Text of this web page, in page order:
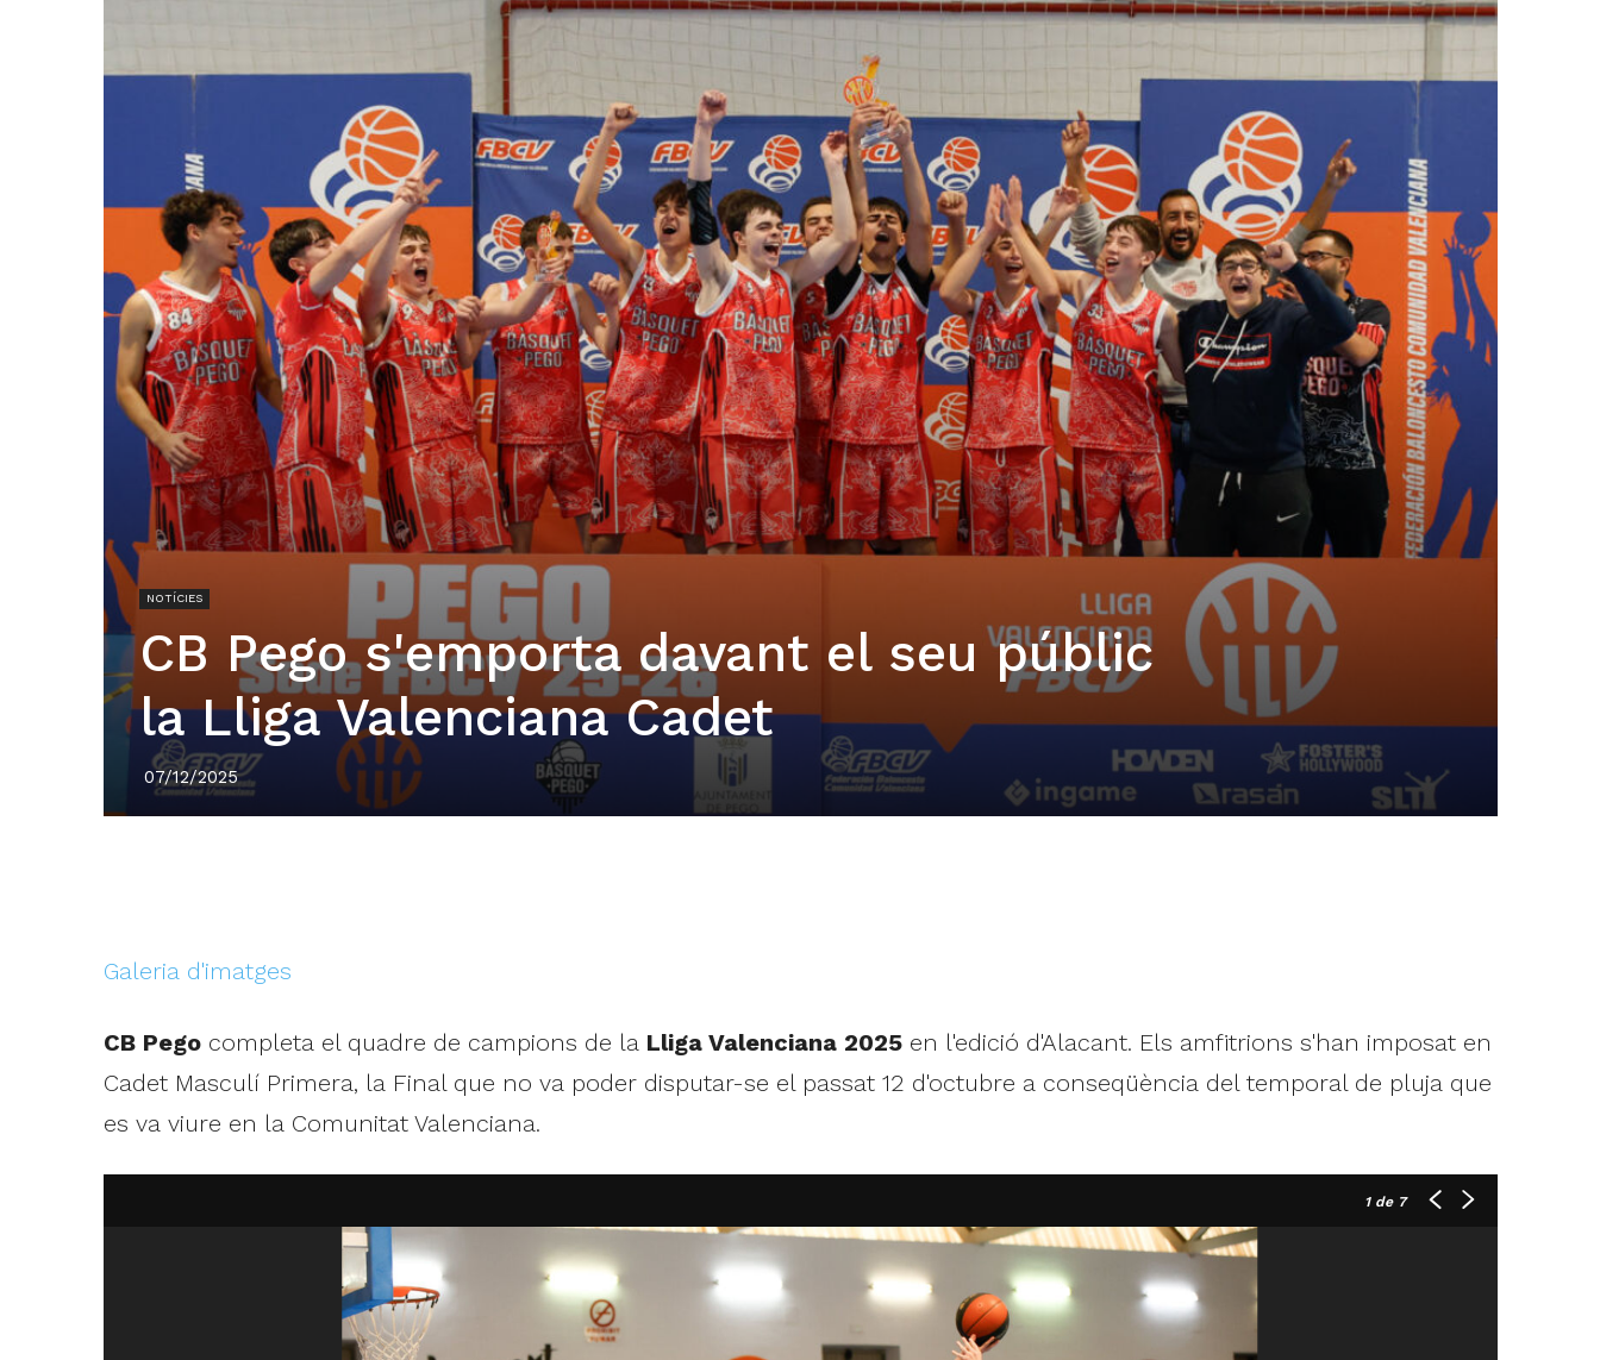
NOTÍCIES
CB Pego s'emporta davant el seu públic
la Lliga Valenciana Cadet
07/12/2025
Galeria d'imatges
CB Pegocompleta el quadre de campions de la Lliga Valenciana 2025en l'edició d'Alacant. Els amfitrions s'han imposat en
Cadet Masculí Primera, la Final que no va poder disputar-se el passat 12 d'octubre a conseqüència del temporal de pluja que
es va viure en la Comunitat Valenciana.
1de 7